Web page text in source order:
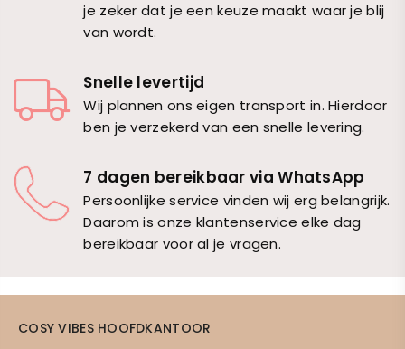
je zeker dat je een keuze maakt waar je blij
van wordt.
Snelle levertijd
Wij plannen ons eigen transport in. Hierdoor
ben je verzekerd van een snelle levering.
7 dagen bereikbaar via WhatsApp
Persoonlijke service vinden wij erg belangrijk.
Daarom is onze klantenservice elke dag
bereikbaar voor al je vragen.
COSY VIBES HOOFDKANTOOR